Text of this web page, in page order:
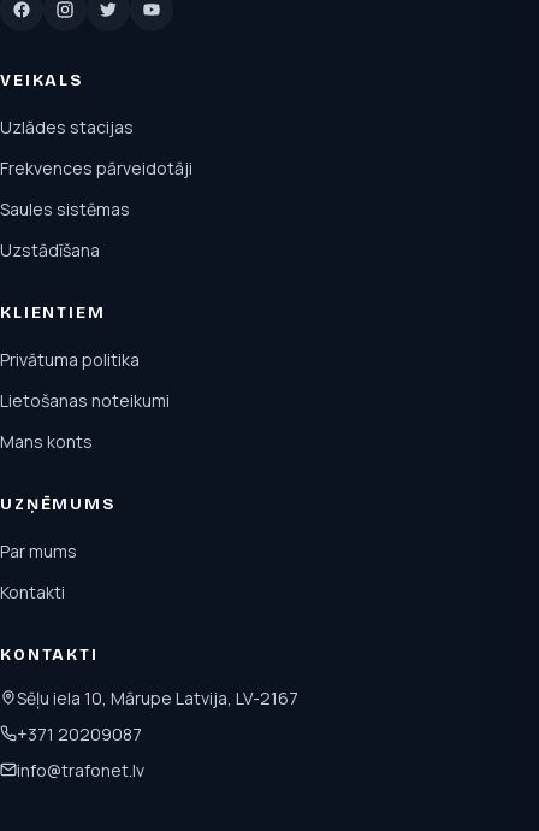
VEIKALS
Uzlādes stacijas
Frekvences pārveidotāji
Saules sistēmas
Uzstādīšana
KLIENTIEM
Privātuma politika
Lietošanas noteikumi
Mans konts
UZŅĒMUMS
Par mums
Kontakti
KONTAKTI
Sēļu iela 10, Mārupe Latvija, LV-2167
+371 20209087
info@trafonet.lv